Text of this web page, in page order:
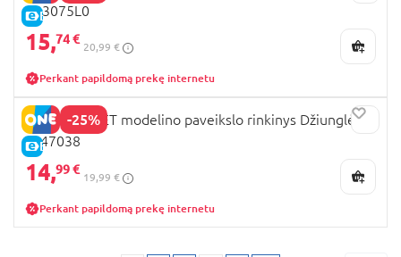
E-KAINA
B03075L0
15,74 €
20,99 €
Perkant papildomą prekę internetu
-25%
E-KAINA
SPLAT PLANET modelino paveikslo rinkinys Džiunglės,
SP47038
14,99 €
19,99 €
Perkant papildomą prekę internetu